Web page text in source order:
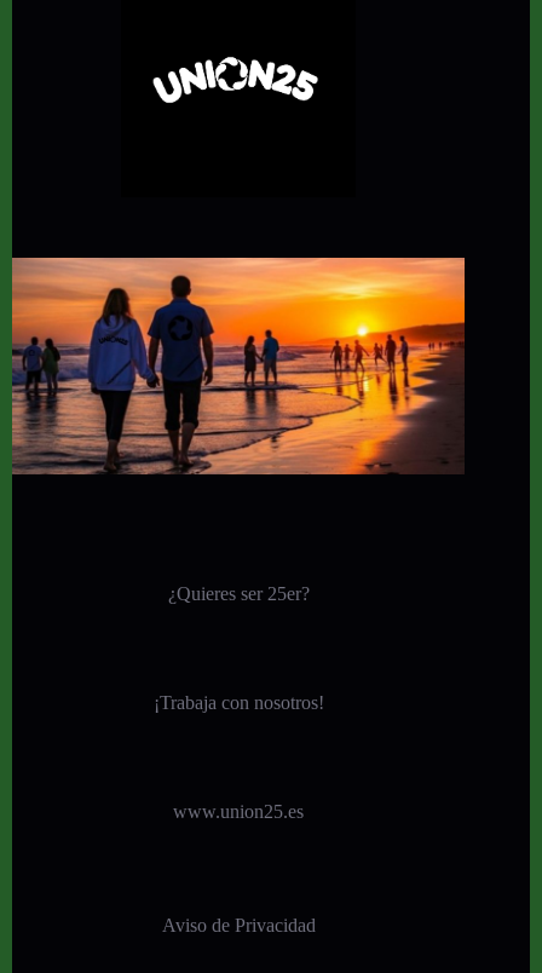
¿Quieres ser 25er?
¡Trabaja con nosotros!
www.union25.es
Aviso de Privacidad